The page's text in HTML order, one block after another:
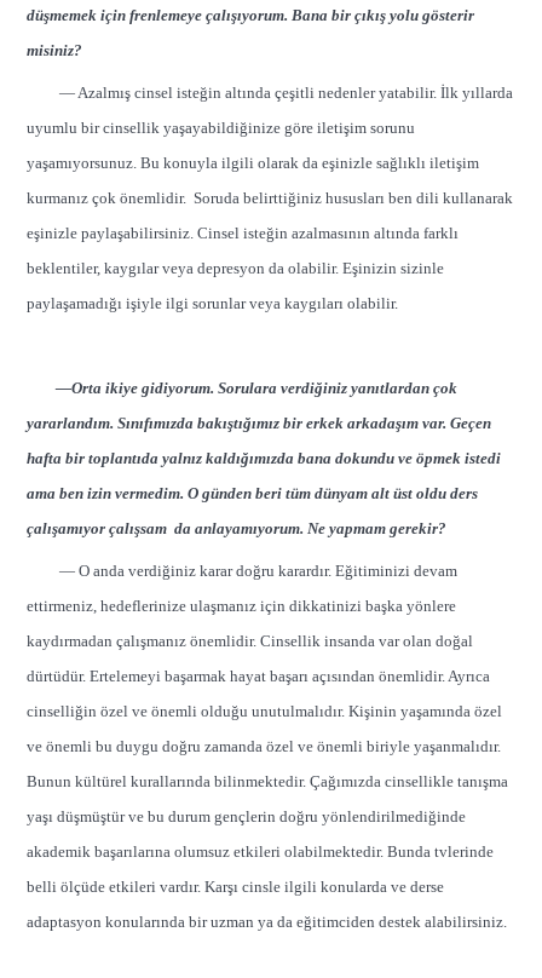
düşmemek için frenlemeye çalışıyorum. Bana bir çıkış yolu gösterir
misiniz?
— Azalmış cinsel isteğin altında çeşitli nedenler yatabilir. İlk yıllarda
uyumlu bir cinsellik yaşayabildiğinize göre iletişim sorunu
yaşamıyorsunuz. Bu konuyla ilgili olarak da eşinizle sağlıklı iletişim
kurmanız çok önemlidir. Soruda belirttiğiniz hususları ben dili kullanarak
eşinizle paylaşabilirsiniz. Cinsel isteğin azalmasının altında farklı
beklentiler, kaygılar veya depresyon da olabilir. Eşinizin sizinle
paylaşamadığı işiyle ilgi sorunlar veya kaygıları olabilir.
—Orta ikiye gidiyorum. Sorulara verdiğiniz yanıtlardan çok
yararlandım. Sınıfımızda bakıştığımız bir erkek arkadaşım var. Geçen
hafta bir toplantıda yalnız kaldığımızda bana dokundu ve öpmek istedi
ama ben izin vermedim. O günden beri tüm dünyam alt üst oldu ders
çalışamıyor çalışsam da anlayamıyorum. Ne yapmam gerekir?
— O anda verdiğiniz karar doğru karardır. Eğitiminizi devam
ettirmeniz, hedeflerinize ulaşmanız için dikkatinizi başka yönlere
kaydırmadan çalışmanız önemlidir. Cinsellik insanda var olan doğal
dürtüdür. Ertelemeyi başarmak hayat başarı açısından önemlidir. Ayrıca
cinselliğin özel ve önemli olduğu unutulmalıdır. Kişinin yaşamında özel
ve önemli bu duygu doğru zamanda özel ve önemli biriyle yaşanmalıdır.
Bunun kültürel kurallarında bilinmektedir. Çağımızda cinsellikle tanışma
yaşı düşmüştür ve bu durum gençlerin doğru yönlendirilmediğinde
akademik başarılarına olumsuz etkileri olabilmektedir. Bunda tvlerinde
belli ölçüde etkileri vardır. Karşı cinsle ilgili konularda ve derse
adaptasyon konularında bir uzman ya da eğitimciden destek alabilirsiniz.